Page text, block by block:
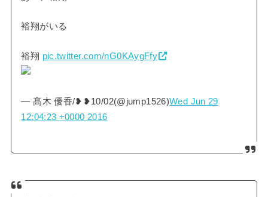
裕翔がいる
裕翔 pic.twitter.com/nG0KAygFfy
— 髙木 優香/❥❥10/02(@jump1526)Wed Jun 29
12:04:23 +0000 2016